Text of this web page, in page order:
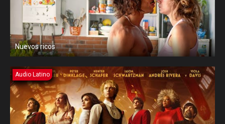
Nuevos ricos
Audio Latino